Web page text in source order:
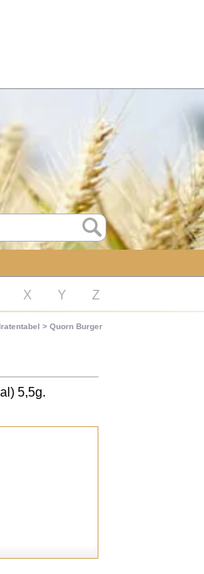
X Y Z
> Quorn Burger
5,5g.